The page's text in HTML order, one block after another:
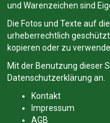
und Warenzeichen sind
Die Fotos und Texte auf
urheberrechtlich
kopieren oder zu
Mit der Benutzung dieser
Datenschutzerklärung an.
Kontakt
Impressum
AGB